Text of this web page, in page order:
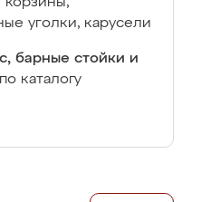
уголки, карусели
барные стойки и
по каталогу